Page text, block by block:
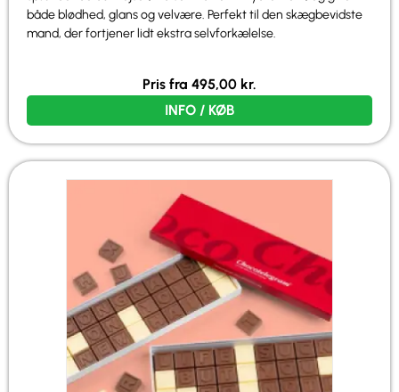
både blødhed, glans og velvære. Perfekt til den skægbevidste
mand, der fortjener lidt ekstra selvforkælelse.
Pris fra 495,00 kr.
INFO / KØB